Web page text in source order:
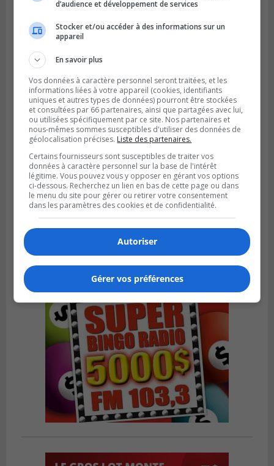
LONGUEUIL
Publié le 19 février 2024 à 09h44
La Rive-Sud infestée par des logements
insalubres
Le timbre poste risque de coûter plus cher
d’audience et développement de services
Stocker et/ou accéder à des informations sur un
appareil
En savoir plus
Vos données à caractère personnel seront traitées, et les
informations liées à votre appareil (cookies, identifiants
uniques et autres types de données) pourront être stockées
et consultées par 66 partenaires, ainsi que partagées avec lui,
ou utilisées spécifiquement par ce site. Nos partenaires et
nous-mêmes sommes susceptibles d'utiliser des données de
géolocalisation précises. Liste des partenaires.
Certains fournisseurs sont susceptibles de traiter vos
données à caractère personnel sur la base de l'intérêt
légitime. Vous pouvez vous y opposer en gérant vos options
ci-dessous. Recherchez un lien en bas de cette page ou dans
le menu du site pour gérer ou retirer votre consentement
dans les paramètres des cookies et de confidentialité.
Autoriser
Gérer vos préférences